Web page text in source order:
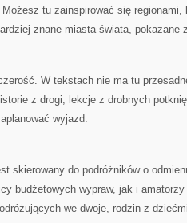
tu zainspirować się regionami,
znane miasta świata, pokazane
W tekstach nie ma tu
z drogi, lekcje z drobnych
wyjazd.
skierowany do podróżników o
budżetowych wypraw, jak i
we dwoje, rodzin z